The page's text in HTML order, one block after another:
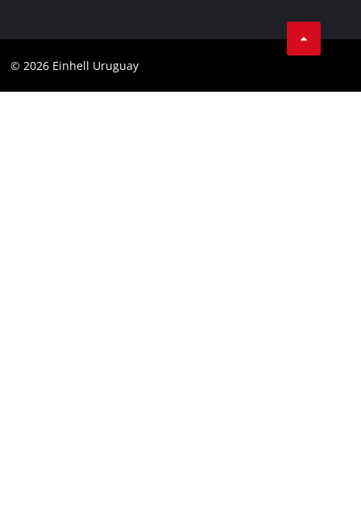
Cumplimiento
Garantía PurePower Brushless
© 2026 Einhell Uruguay